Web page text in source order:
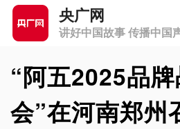
央广网
讲好中国故事 传播中国
“阿五2025品
会”在河南郑州